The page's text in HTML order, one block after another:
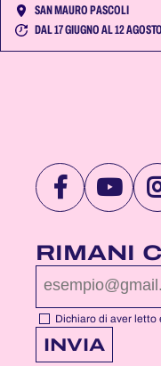
SAN MAURO PASCOLI
DAL 17 GIUGNO AL 12
VISITA
PAGINA
DI
DI
RIMANI
Dichiaro di aver letto
INVIA